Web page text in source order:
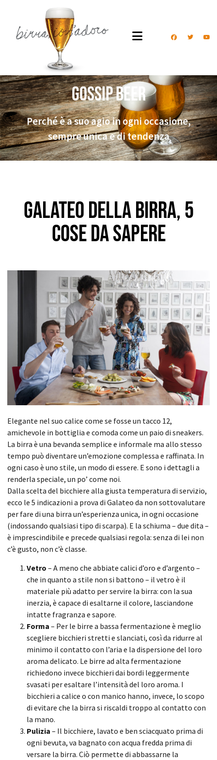
Gossip Beer
Perché è a suo agio in ogni occasione,
sempre unica e di tendenza
Galateo della birra, 5
cose da sapere
Elegante nel suo calice come se fosse un tacco 12,
amichevole in bottiglia e comoda come un paio di sneakers.
La birra è una bevanda semplice e informale ma allo stesso
tempo può diventare un’emozione complessa e raffinata. In
ogni caso è uno stile, un modo di essere. E sono i dettagli a
renderla speciale, un po’ come noi.
Dalla scelta del bicchiere alla giusta temperatura di servizio,
ecco le 5 indicazioni a prova di Galateo da non sottovalutare
per fare di una birra un’esperienza unica, in ogni occasione
(indossando qualsiasi tipo di scarpa). E la schiuma – due dita –
è imprescindibile e precede qualsiasi regola: senza di lei non
c’è gusto, non c’è classe.
Vetro – A meno che abbiate calici d’oro e d’argento –
che in quanto a stile non si battono – il vetro è il
materiale più adatto per servire la birra: con la sua
inerzia, è capace di esaltarne il colore, lasciandone
intatte fragranza e sapore.
Forma – Per le birre a bassa fermentazione è meglio
scegliere bicchieri stretti e slanciati, così da ridurre al
minimo il contatto con l’aria e la dispersione del loro
aroma delicato. Le birre ad alta fermentazione
richiedono invece bicchieri dai bordi leggermente
svasati per esaltare l’intensità del loro aroma. I
bicchieri a calice o con manico hanno, invece, lo scopo
di evitare che la birra si riscaldi troppo al contatto con
la mano.
Pulizia – Il bicchiere, lavato e ben sciacquato prima di
ogni bevuta, va bagnato con acqua fredda prima di
versare la birra. Ciò permette di abbassarne la